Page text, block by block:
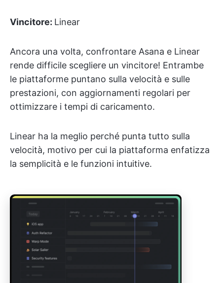
Vincitore: Linear
Ancora una volta, confrontare Asana e Linear
rende difficile scegliere un vincitore! Entrambe
le piattaforme puntano sulla velocità e sulle
prestazioni, con aggiornamenti regolari per
ottimizzare i tempi di caricamento.
Linear ha la meglio perché punta tutto sulla
velocità, motivo per cui la piattaforma enfatizza
la semplicità e le funzioni intuitive.